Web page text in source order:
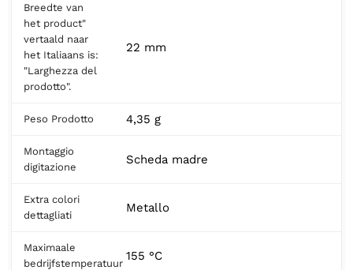
Breedte van
het product"
vertaald naar
het Italiaans is:
"Larghezza del
prodotto".
22 mm
Peso Prodotto 4,35 g
Montaggio
digitazione
Scheda madre
Extra colori
dettagliati
Metallo
Maximaale
bedrijfstemperatuur
155 °C